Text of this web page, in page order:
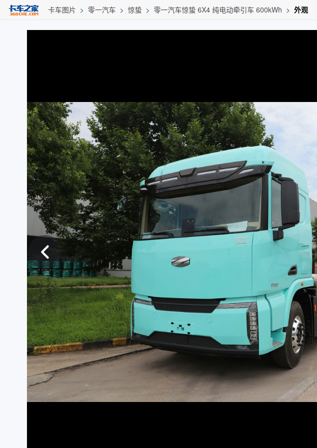
卡车图片 > 零一汽车 > 惊蛰 > 零一汽车惊蛰 6X4 纯电动牵引车 600kWh > 外观